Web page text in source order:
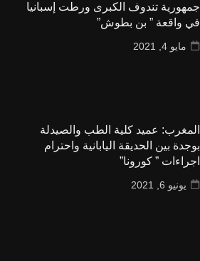
جمهورية تندوف الكبرى ورطت إسبانيا
في واقعة ” بن بطوش”
مايو 4, 2021
المغرب: عميد كلية الطب والصيدلة
بوجدة بين الحديقة اليابانية واحترام
اجراءات ” كورونا”
يونيو 6, 2021